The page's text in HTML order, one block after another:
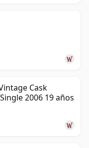
Cask
2006 19 años